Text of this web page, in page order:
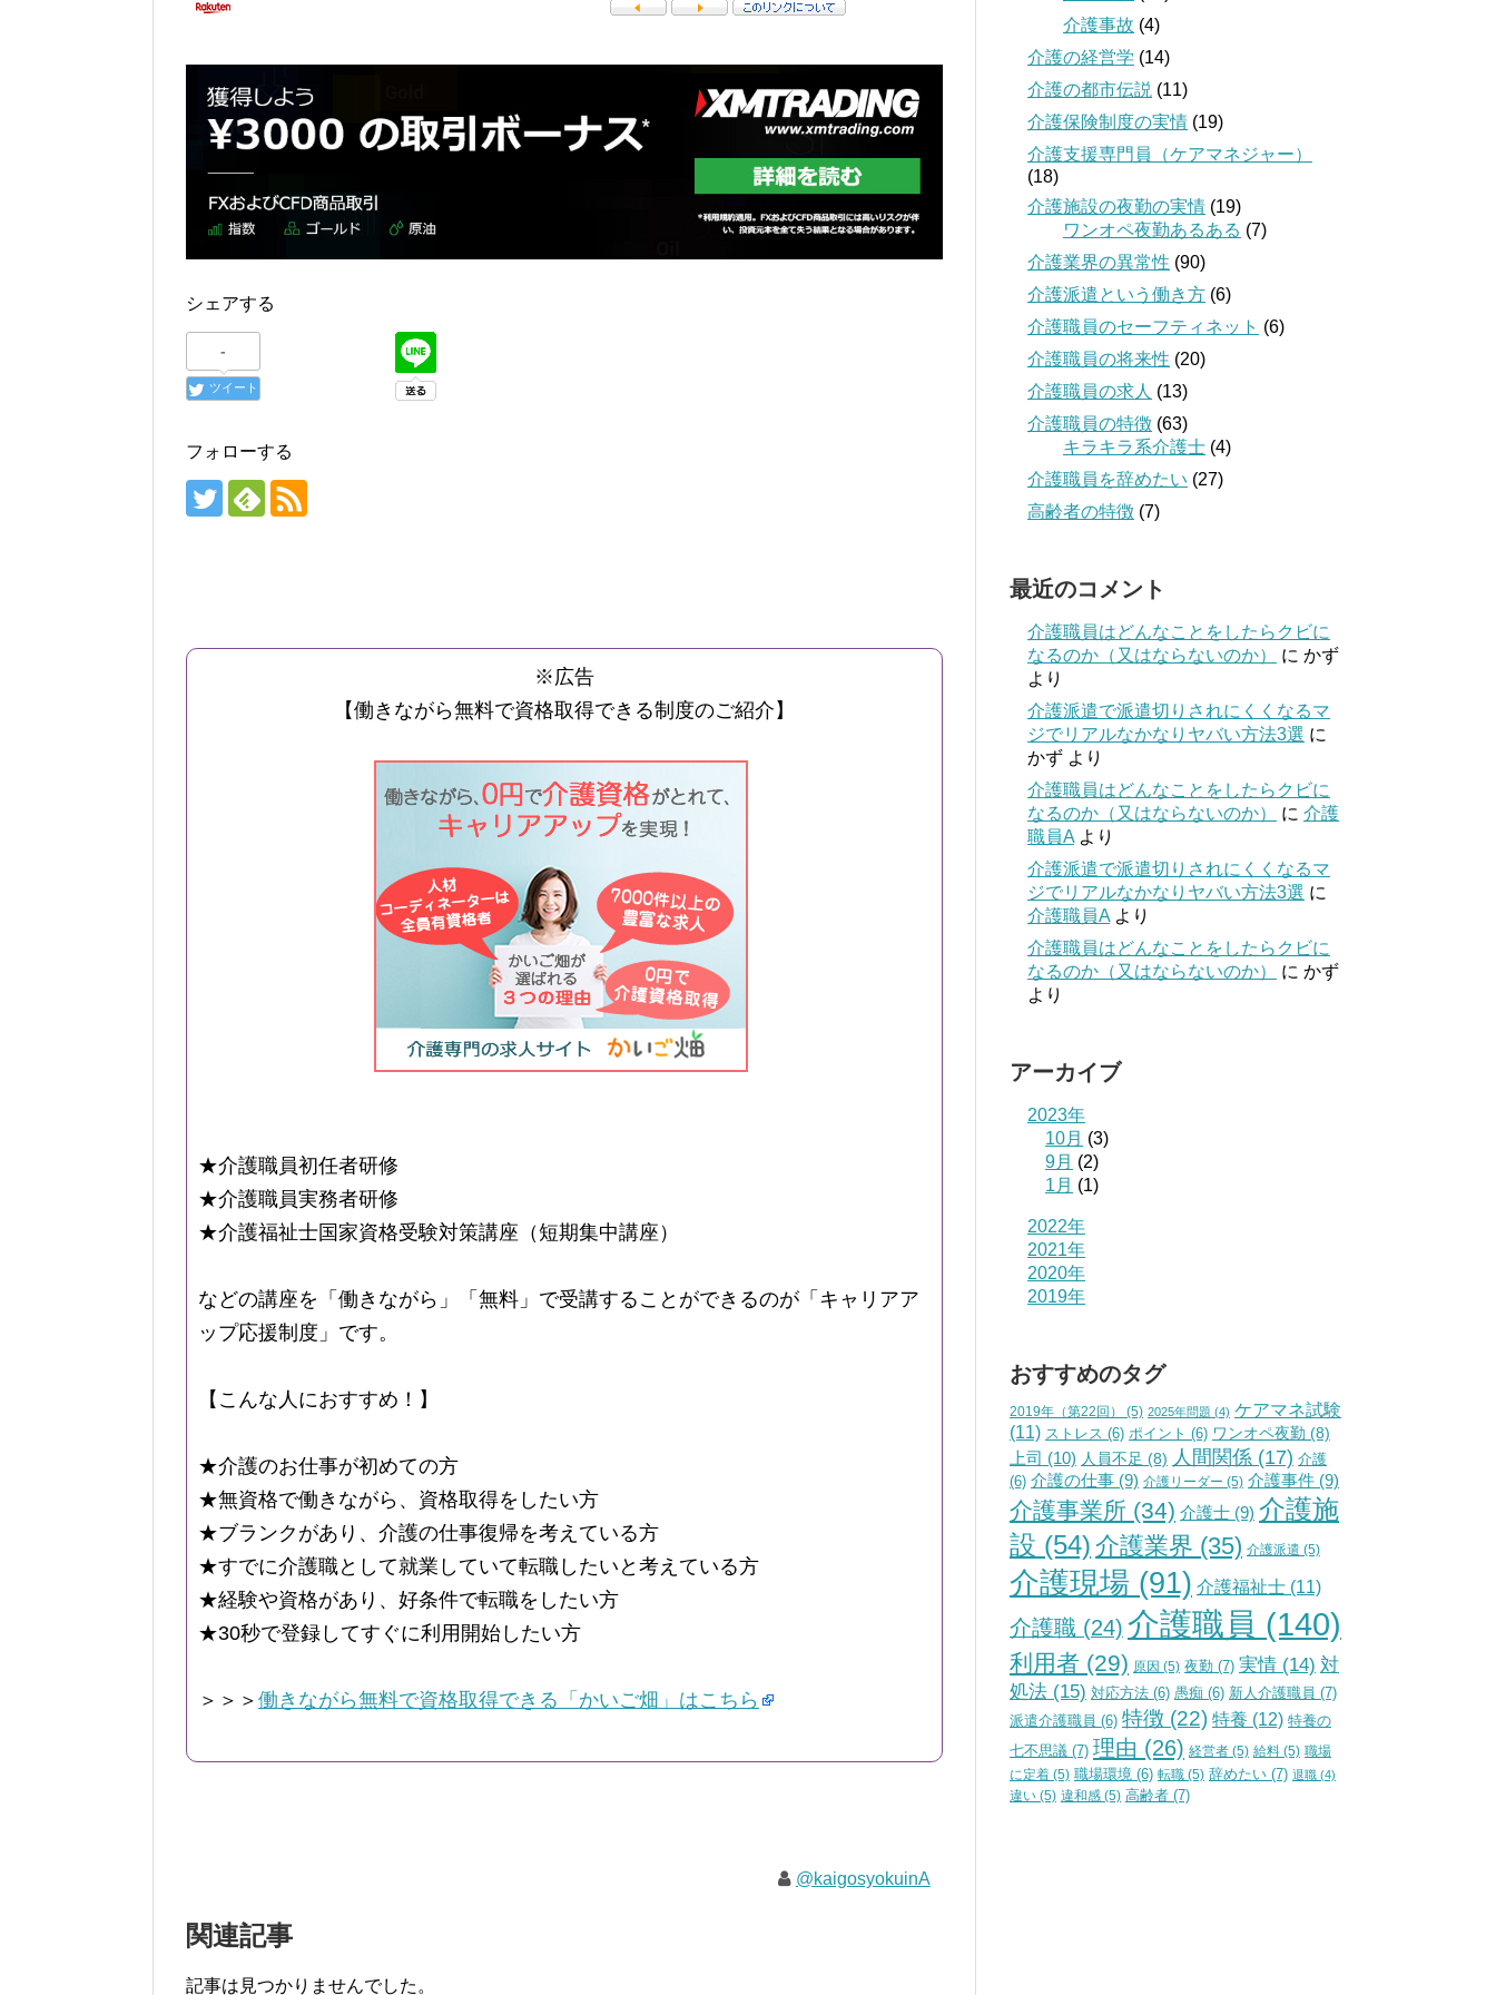
シェアする
-
ツイート
フォローする
※広告
【働きながら無料で資格取得できる制度のご紹介】
★介護職員初任者研修
★介護職員実務者研修
★介護福祉士国家資格受験対策講座（短期集中講座）
などの講座を「働きながら」「無料」で受講することができるのが「キャリアア
ップ応援制度」です。
【こんな人におすすめ！】
★介護のお仕事が初めての方
★無資格で働きながら、資格取得をしたい方
★ブランクがあり、介護の仕事復帰を考えている方
★すでに介護職として就業していて転職したいと考えている方
★経験や資格があり、好条件で転職をしたい方
★30秒で登録してすぐに利用開始したい方
＞＞＞ 働きながら無料で資格取得できる「かいご畑」はこちら
@kaigosyokuinA
関連記事
記事は見つかりませんでした。
介護事故 (4)
介護の経営学 (14)
介護の都市伝説 (11)
介護保険制度の実情 (19)
介護支援専門員（ケアマネジャー）
(18)
介護施設の夜勤の実情 (19)
ワンオペ夜勤あるある (7)
介護業界の異常性 (90)
介護派遣という働き方 (6)
介護職員のセーフティネット (6)
介護職員の将来性 (20)
介護職員の求人 (13)
介護職員の特徴 (63)
キラキラ系介護士 (4)
介護職員を辞めたい (27)
高齢者の特徴 (7)
最近のコメント
介護職員はどんなことをしたらクビに
なるのか（又はならないのか）
に かず
より
介護派遣で派遣切りされにくくなるマ
ジでリアルなかなりヤバい方法3選 に
かず より
介護職員はどんなことをしたらクビに
なるのか（又はならないのか）
に 介護
職員A より
介護派遣で派遣切りされにくくなるマ
ジでリアルなかなりヤバい方法3選 に
介護職員A より
介護職員はどんなことをしたらクビに
なるのか（又はならないのか）
に かず
より
アーカイブ
2023年
10月 (3)
9月 (2)
1月 (1)
2022年
2021年
2020年
2019年
おすすめのタグ
2019年（第22回） (5) 2025年問題 (4) ケアマネ試験
(11) ストレス (6) ポイント (6) ワンオペ夜勤 (8)
上司 (10) 人員不足 (8) 人間関係 (17) 介護
(6) 介護の仕事 (9) 介護リーダー (5) 介護事件 (9)
介護事業所 (34) 介護士 (9) 介護施
設 (54) 介護業界 (35) 介護派遣 (5)
介護現場 (91) 介護福祉士 (11)
介護職 (24) 介護職員 (140)
利用者 (29) 原因 (5) 夜勤 (7) 実情 (14) 対
処法 (15) 対応方法 (6) 愚痴 (6) 新人介護職員 (7)
派遣介護職員 (6) 特徴 (22) 特養 (12) 特養の
七不思議 (7) 理由 (26) 経営者 (5) 給料 (5) 職場
に定着 (5) 職場環境 (6) 転職 (5) 辞めたい (7) 退職 (4)
違い (5) 違和感 (5) 高齢者 (7)